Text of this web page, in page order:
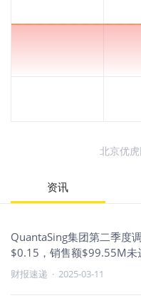
北京优
资讯
QuantaSing集团第二季度
$0.15，销售额$99.55M
财报速递 · 2025-03-11